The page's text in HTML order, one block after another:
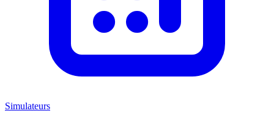
Simulateurs